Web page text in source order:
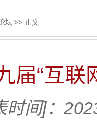
坛 >> 正文
届“互联
时间]：